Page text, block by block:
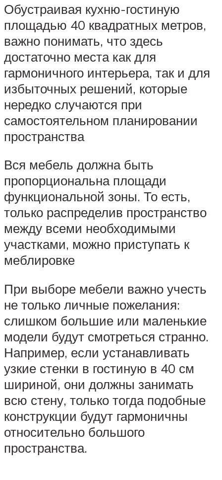
Обустраивая кухню-гостиную
площадью 40 квадратных метров,
важно понимать, что здесь
достаточно места как для
гармоничного интерьера, так и для
избыточных решений, которые
нередко случаются при
самостоятельном планировании
пространства
Вся мебель должна быть
пропорциональна площади
функциональной зоны. То есть,
только распределив пространство
между всеми необходимыми
участками, можно приступать к
меблировке
При выборе мебели важно учесть
не только личные пожелания:
слишком большие или маленькие
модели будут смотреться странно.
Например, если устанавливать
узкие стенки в гостиную в 40 см
шириной, они должны занимать
всю стену, только тогда подобные
конструкции будут гармоничны
относительно большого
пространства.